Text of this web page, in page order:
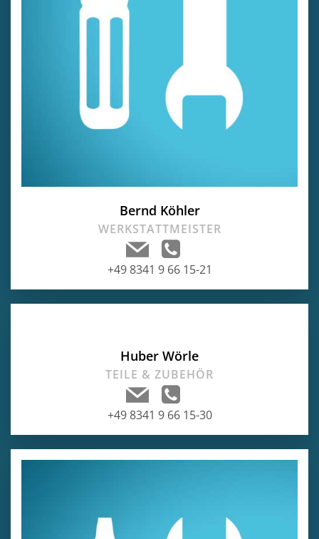
Bernd Köhler
WERKSTATTMEISTER
+49 8341 9 66 15-21
Huber Wörle
TEILE & ZUBEHÖR
+49 8341 9 66 15-30